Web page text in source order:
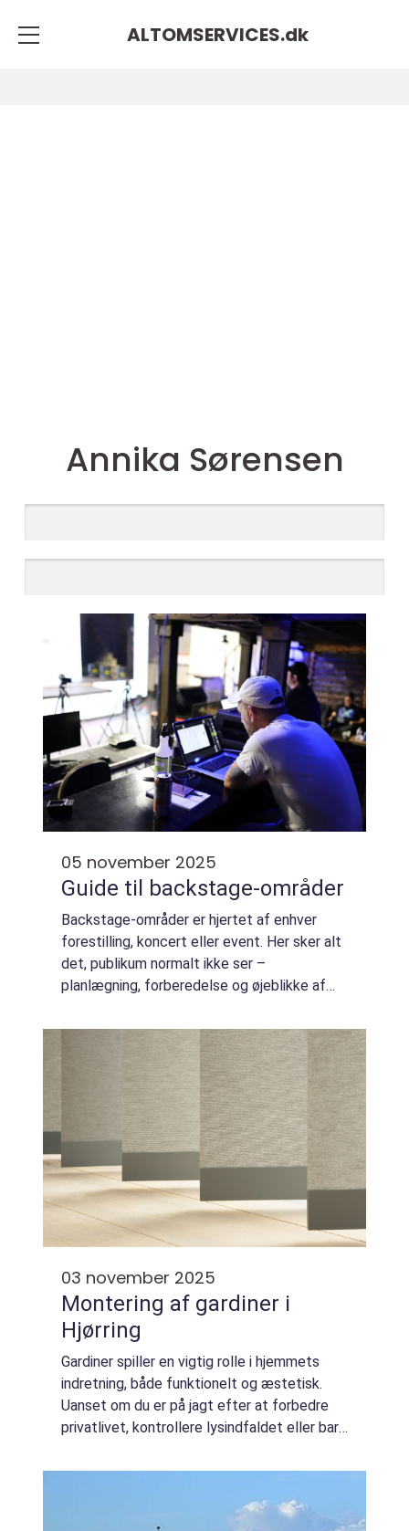
ALTOMSERVICES.dk
Annika Sørensen
05 november 2025
Guide til backstage-områder
Backstage-områder er hjertet af enhver
forestilling, koncert eller event. Her sker alt
det, publikum normalt ikke ser –
planlægning, forberedelse og øjeblikke af
forstå,...
03 november 2025
Montering af gardiner i
Hjørring
Gardiner spiller en vigtig rolle i hjemmets
indretning, både funktionelt og æstetisk.
Uanset om du er på jagt efter at forbedre
privatlivet, kontrollere lysindfaldet eller bare
af gardine...